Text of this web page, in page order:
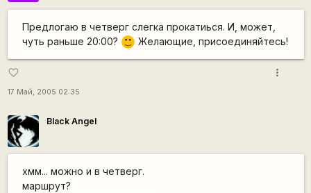
Предлогаю в четверг слегка прокатиься. И, может,
чуть раньше 20:00?
:) Желающие, присоединяйтесь!
favorite_border
17 Май, 2005 02:35
more_vert
Black Angel
хмм... можно и в четверг.
маршрут?